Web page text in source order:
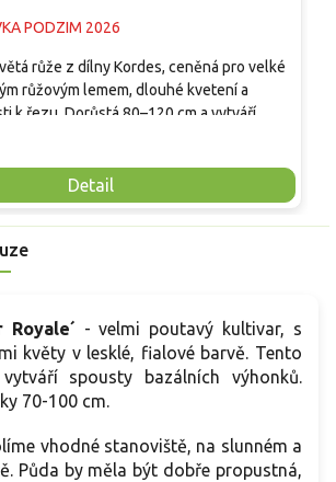
PODZIM 2026
Detail
růže z dílny Kordes, ceněná pro velké
růžovým lemem, dlouhé kvetení a
k řezu. Dorůstá 80–120 cm a vytváří
keř s tmavě zelenými lesklými listy.
klasického čajohybridního tvaru. Vůně je
silná, sladká s lehce ovocnými tóny. Skvěle
záhonů, jako solitéra i do
aranžmá.
Royale´ - velmi poutavý kultivar, s
květy v lesklé, fialové barvě. Tento
spousty bazálních výhonků.
70-100 cm.
vhodné stanoviště, na slunném a
Půda by měla být dobře propustná,